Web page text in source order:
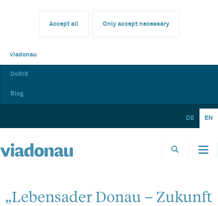
Accept all Only accept necessary
viadonau
DoRIS
Blog
DE EN
„Lebensader Donau – Zukunft